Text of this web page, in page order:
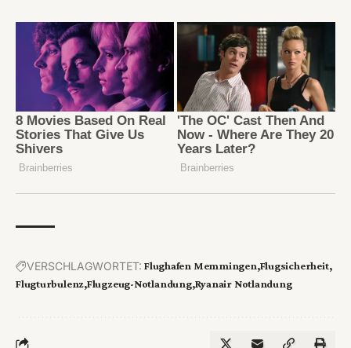
VERSCHLAGWORTET: Flughafen Memmingen Flugsicherheit
Flugturbulenz Flugzeug-Notlandung Ryanair Notlandung